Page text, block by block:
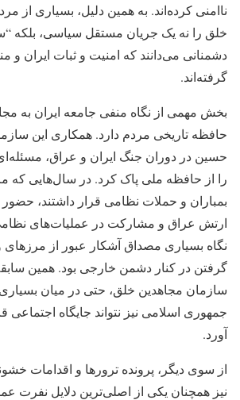
ناامنی کرده‌اند. به همین دلیل، بسیاری از
خلق را نه یک جریان مستقل سیاسی، بلکه
دشمنانی می‌دانند که امنیت و ثبات ایران و
گرفته‌اند.
بخش مهمی از نگاه منفی جامعه ایران به
حافظه تاریخی مردم دارد. همکاری این
حسین در دوران جنگ ایران و عراق،
را از حافظه ملی پاک کرد. در سال‌هایی که
بمباران و حملات نظامی قرار داشتند، حضور
ارتش عراق و مشارکت در عملیات‌های نظامی
نگاه بسیاری مصداق آشکار عبور از
گرفتن در کنار دشمن خارجی بود. همین
سازمان مجاهدین خلق، حتی در میان بسیاری
جمهوری اسلامی نیز نتواند جایگاه
آورد.
از سوی دیگر، پرونده ترورها و اقدامات
نیز همچنان یکی از اصلی‌ترین دلایل نفرت